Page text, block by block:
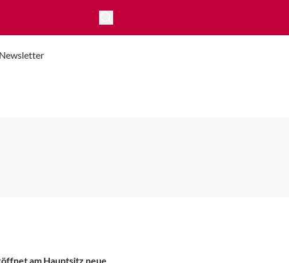
Newsletter
am Hauptsitz neue